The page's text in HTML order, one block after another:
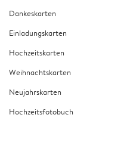
Dankeskarten
Einladungskarten
Hochzeitskarten
Weihnachtskarten
Neujahrskarten
Hochzeitsfotobuch